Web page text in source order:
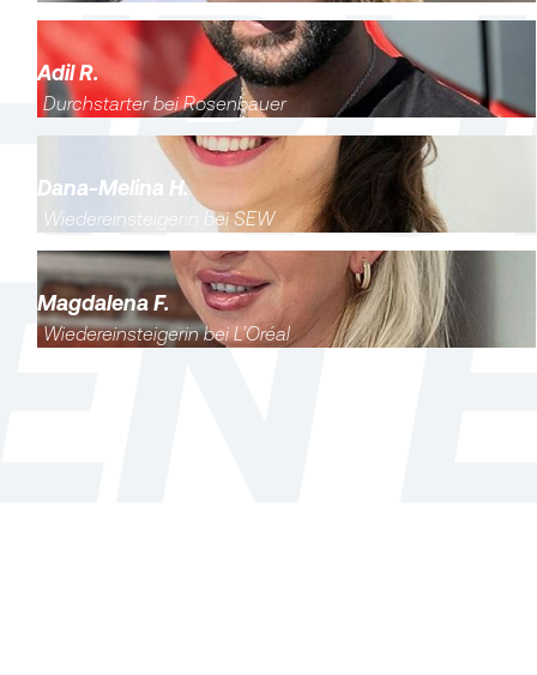
Adil R.
Durchstarter bei Rosenbauer
Dana-Melina H.
Wiedereinsteigerin bei SEW
Magdalena F.
Wiedereinsteigerin bei L’Oréal